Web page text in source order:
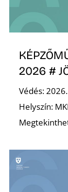
2026 #
Védés:
Helyszín: